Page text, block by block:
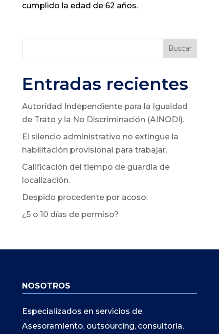
cumplido la edad de 62 años.
Buscar
Entradas recientes
Autoridad Independiente para la Igualdad
de Trato y la No Discriminación (AINODI).
El silencio administrativo no extingue la
habilitación provisional para trabajar.
Calificación del tiempo de guardia de
localización.
Despido procedente por acoso.
¿5 o 10 días de permiso?
NOSOTROS
Especializados en servicios de
Asesoramiento, outsourcing, consultoría,